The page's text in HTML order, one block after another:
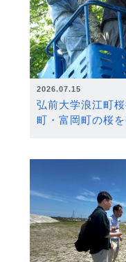
2026.07.15
弘前大学浪江町
町・富岡町の桜